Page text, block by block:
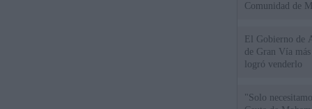
Comunidad de
El Gobierno de
de Gran Vía
logró venderlo
"Solo